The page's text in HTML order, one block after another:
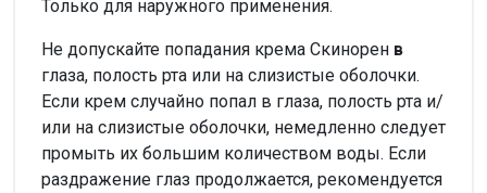
Только для наружного применения.
Не допускайте попадания крема Скинорен в
глаза, полость рта или на слизистые оболочки.
Если крем случайно попал в глаза, полость рта и/
или на слизистые оболочки, немедленно следует
промыть их большим количеством воды. Если
раздражение глаз продолжается, рекомендуется